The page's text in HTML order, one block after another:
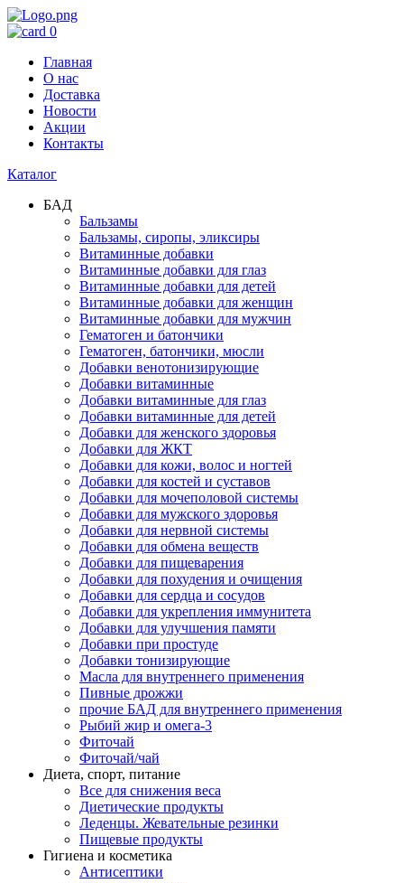
0
Главная
О нас
Доставка
Новости
Акции
Контакты
Каталог
БАД
Бальзамы
Бальзамы, сиропы, эликсиры
Витаминные добавки
Витаминные добавки для глаз
Витаминные добавки для детей
Витаминные добавки для женщин
Витаминные добавки для мужчин
Гематоген и батончики
Гематоген, батончики, мюсли
Добавки венотонизирующие
Добавки витаминные
Добавки витаминные для глаз
Добавки витаминные для детей
Добавки для женского здоровья
Добавки для ЖКТ
Добавки для кожи, волос и ногтей
Добавки для костей и суставов
Добавки для мочеполовой системы
Добавки для мужского здоровья
Добавки для нервной системы
Добавки для обмена веществ
Добавки для пищеварения
Добавки для похудения и очищения
Добавки для сердца и сосудов
Добавки для укрепления иммунитета
Добавки для улучшения памяти
Добавки при простуде
Добавки тонизирующие
Масла для внутреннего применения
Пивные дрожжи
прочие БАД для внутреннего применения
Рыбий жир и омега-3
Фиточай
Фиточай/чай
Диета, спорт, питание
Все для снижения веса
Диетические продукты
Леденцы. Жевательные резинки
Пищевые продукты
Гигиена и косметика
Антисептики